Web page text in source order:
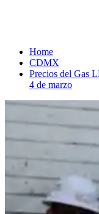
Home
CDMX
Precios del Gas
4 de marzo